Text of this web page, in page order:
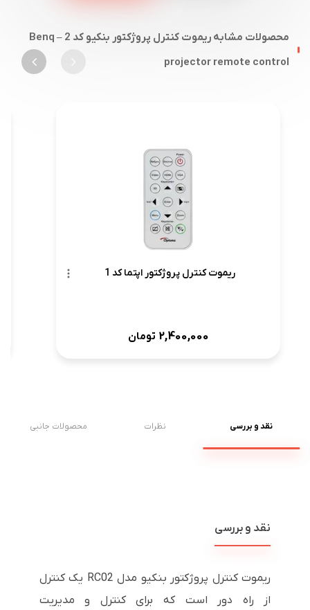
محصولات مشابه ریموت کنترل پروژکتور بنکیو کد 2 – Benq
projector remote control
ریموت کنترل پروژکتور اپتما کد 1
2,400,000 تومان
نقد و بررسی نظرات محصولات جانبی
نقد و بررسی
ریموت کنترل پروژکتور بنکیو مدل RC02 یک کنترل
از راه دور است که برای کنترل و مدیریت